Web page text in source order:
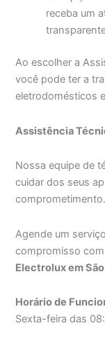
receba um
Ao escolher a
você pode ter a
eletrodomésticos
Assistência
Nossa equipe de
cuidar dos seus
comprometimento.
Agende um
compromisso
Electrolux em
Horário de
Sexta-feira das